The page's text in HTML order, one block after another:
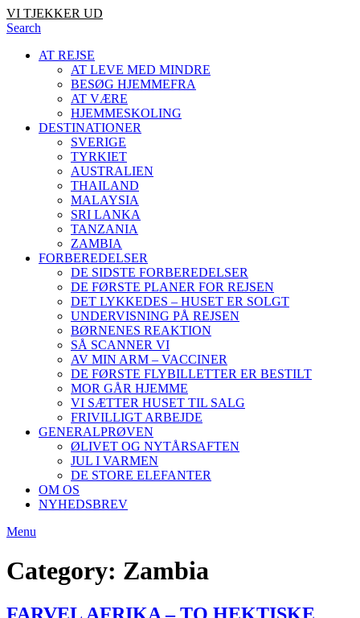
VI TJEKKER UD
Search
AT REJSE
AT LEVE MED MINDRE
BESØG HJEMMEFRA
AT VÆRE
HJEMMESKOLING
DESTINATIONER
SVERIGE
TYRKIET
AUSTRALIEN
THAILAND
MALAYSIA
SRI LANKA
TANZANIA
ZAMBIA
FORBEREDELSER
DE SIDSTE FORBEREDELSER
DE FØRSTE PLANER FOR REJSEN
DET LYKKEDES – HUSET ER SOLGT
UNDERVISNING PÅ REJSEN
BØRNENES REAKTION
SÅ SCANNER VI
AV MIN ARM – VACCINER
DE FØRSTE FLYBILLETTER ER BESTILT
MOR GÅR HJEMME
VI SÆTTER HUSET TIL SALG
FRIVILLIGT ARBEJDE
GENERALPRØVEN
ØLIVET OG NYTÅRSAFTEN
JUL I VARMEN
DE STORE ELEFANTER
OM OS
NYHEDSBREV
Menu
Category: Zambia